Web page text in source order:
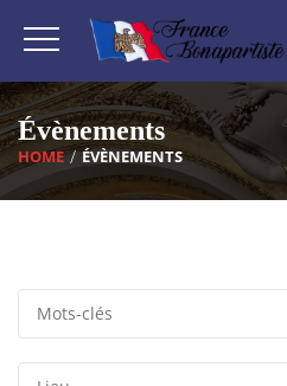
Évènements
HOME ÉVÈNEMENTS